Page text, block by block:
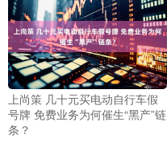
上尚策 几十元买电动自行车假
号牌 免费业务为何催生“黑产”链
条？